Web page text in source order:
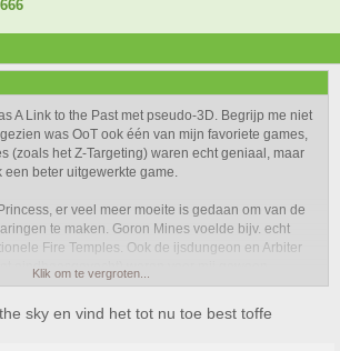
A Link to the Past met pseudo-3D. Begrijp me niet
was OoT ook één van mijn favoriete games,
(zoals het Z-Targeting) waren echt geniaal, maar
een beter uitgewerkte game.
er veel meer moeite is gedaan om van de
te maken. Goron Mines voelde bijv. echt
Fire Temples. Ook de ijsdungeon en Arbiter
eindbaasgevecht) waren voor mij gewoon
goede gameplay in een mooie setting.
wereld zelf beter was uitgewerkt dan in vorige
dan zijn voorgangers echt een Middeleeuwse sfeer
Klik om te vergroten...
sky en vind het tot nu toe best toffe